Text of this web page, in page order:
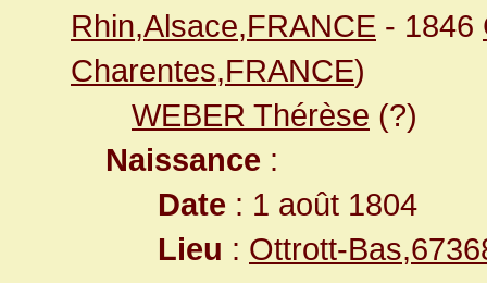
Rhin,Alsace,FRANCE - 1846
Charentes,FRANCE)
WEBER Thérèse (?)
Naissance :
Date : 1 août 1804
Lieu : Ottrott-